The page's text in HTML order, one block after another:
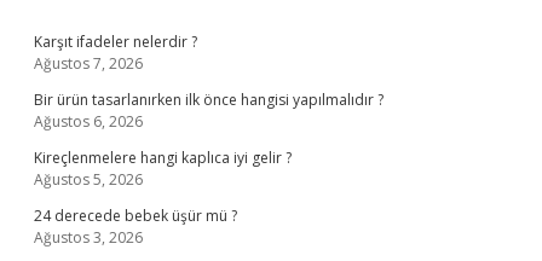
Karşıt ifadeler nelerdir ?
Ağustos 7, 2026
Bir ürün tasarlanırken ilk önce hangisi yapılmalıdır ?
Ağustos 6, 2026
Kireçlenmelere hangi kaplıca iyi gelir ?
Ağustos 5, 2026
24 derecede bebek üşür mü ?
Ağustos 3, 2026